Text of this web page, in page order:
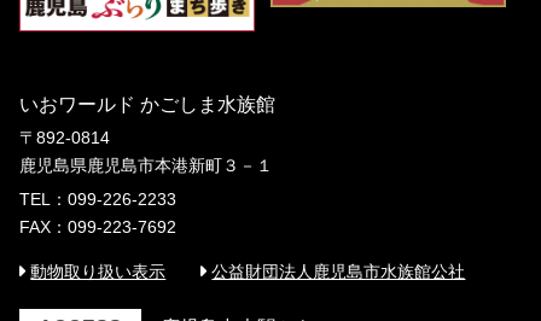
いおワールド かごしま水族館
〒892-0814
鹿児島県鹿児島市本港新町３－１
TEL：099-226-2233
FAX：099-223-7692
動物取り扱い表示 公益財団法人鹿児島市水族館公社